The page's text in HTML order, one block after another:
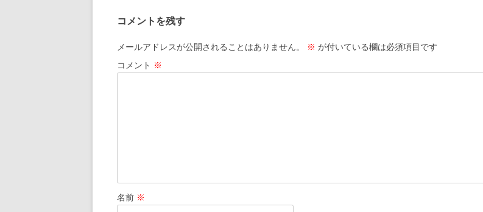
ビ
ゲ
ー
シ
コメントを残す
メールアドレスが公開されることはありません。 ※ が付いている欄は必須項目です
コメント ※
名前 ※